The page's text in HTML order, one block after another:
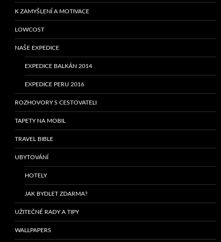
K ZAMYŠLENÍ A MOTIVACE
LOWCOST
NAŠE EXPEDICE
EXPEDICE BALKÁN 2014
EXPEDICE PERU 2016
ROZHOVORY S CESTOVATELI
TAPETY NA MOBIL
TRAVEL BIBLE
UBYTOVÁNÍ
HOTELY
JAK BYDLET ZDARMA?
UŽITEČNÉ RADY A TIPY
WALLPAPERS